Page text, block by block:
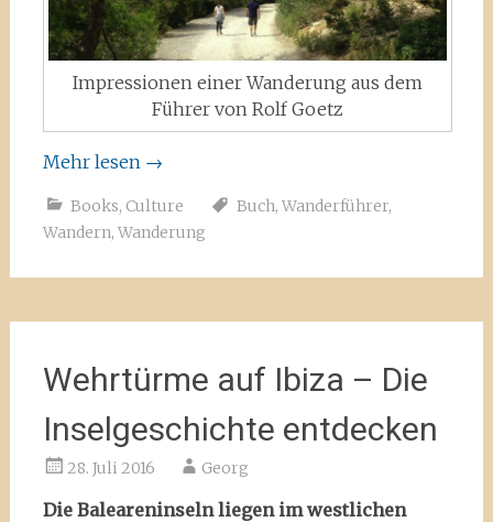
Impressionen einer Wanderung aus dem
Führer von Rolf Goetz
Mehr lesen →
Books, Culture Buch, Wanderführer,
Wandern, Wanderung
Wehrtürme auf Ibiza – Die
Inselgeschichte entdecken
28. Juli 2016 Georg
Die Baleareninseln liegen im westlichen